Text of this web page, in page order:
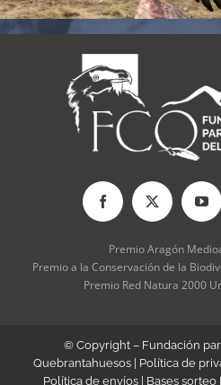
Premio Aragón
Premio a la Conservación de la
Premio Red Natura 2000
© Copyright – Fundación
Quebrantahuesos | Política de
Política de envíos| Bases sorteo